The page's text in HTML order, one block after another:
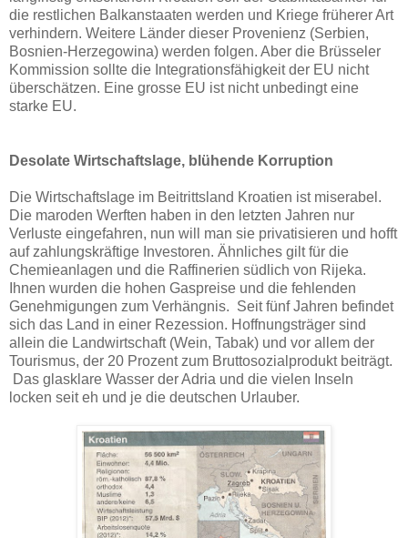
die restlichen Balkanstaaten werden und Kriege früherer Art
verhindern. Weitere Länder dieser Provenienz (Serbien,
Bosnien-Herzegowina) werden folgen. Aber die Brüsseler
Kommission sollte die Integrationsfähigkeit der EU nicht
überschätzen. Eine grosse EU ist nicht unbedingt eine
starke EU.
Desolate Wirtschaftslage, blühende Korruption
Die Wirtschaftslage im Beitrittsland Kroatien ist miserabel.
Die maroden Werften haben in den letzten Jahren nur
Verluste eingefahren, nun will man sie privatisieren und hofft
auf zahlungskräftige Investoren. Ähnliches gilt für die
Chemieanlagen und die Raffinerien südlich von Rijeka.
Ihnen wurden die hohen Gaspreise und die fehlenden
Genehmigungen zum Verhängnis. Seit fünf Jahren befindet
sich das Land in einer Rezession. Hoffnungsträger sind
allein die Landwirtschaft (Wein, Tabak) und vor allem der
Tourismus, der 20 Prozent zum Bruttosozialprodukt beiträgt.
Das glasklare Wasser der Adria und die vielen Inseln
locken seit eh und je die deutschen Urlauber.